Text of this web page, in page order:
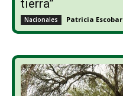
tierra”
Nacionales Patricia Escobar